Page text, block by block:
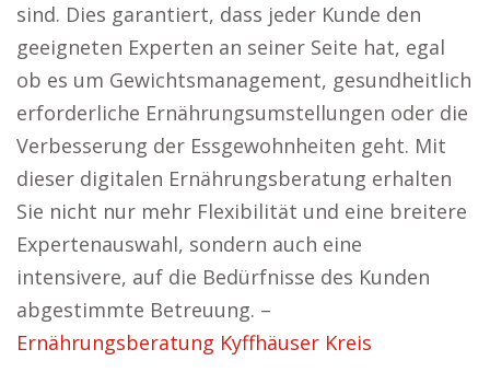
sind. Dies garantiert, dass jeder Kunde den
geeigneten Experten an seiner Seite hat, egal
ob es um Gewichtsmanagement, gesundheitlich
erforderliche Ernährungsumstellungen oder die
Verbesserung der Essgewohnheiten geht. Mit
dieser digitalen Ernährungsberatung erhalten
Sie nicht nur mehr Flexibilität und eine breitere
Expertenauswahl, sondern auch eine
intensivere, auf die Bedürfnisse des Kunden
abgestimmte Betreuung. –
Ernährungsberatung Kyffhäuser Kreis